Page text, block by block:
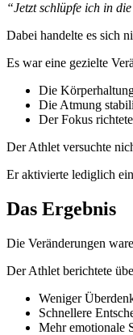
“Jetzt schlüpfe ich in
Dabei handelte es sich
Es war eine gezielte
Die
Die Atmung
Der Fokus
Der Athlet versuchte
Er aktivierte lediglich
Das Ergebnis
Die Veränderungen
Der Athlet berichtete
Weniger
Schnellere
Mehr emotionale